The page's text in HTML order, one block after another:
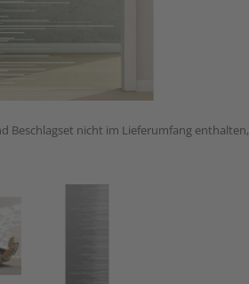
Beschlagset nicht im Lieferumfang enthalten,